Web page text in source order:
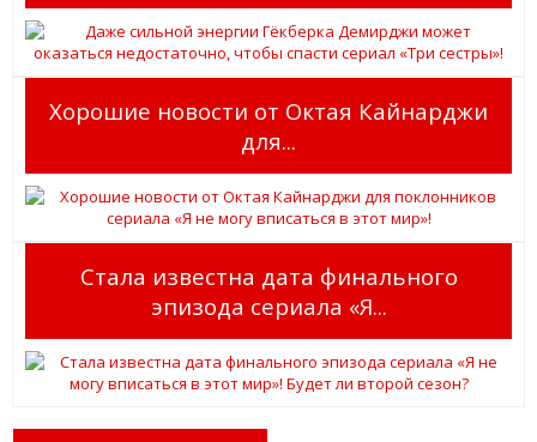
Хорошие новости от Октая Кайнарджи
для...
Стала известна дата финального
эпизода сериала «Я...